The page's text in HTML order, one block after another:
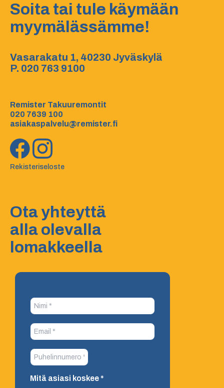
Soita tai tule käymään
myymälässämme!
Vasarakatu 1, 40230 Jyväskylä
P. 020 763 9100
Remister Takuuremontit
020 7639 100
asiakaspalvelu@remister.fi
Rekisteriseloste
Ota yhteyttä
alla olevalla
lomakkeella
Mitä asiasi koskee*